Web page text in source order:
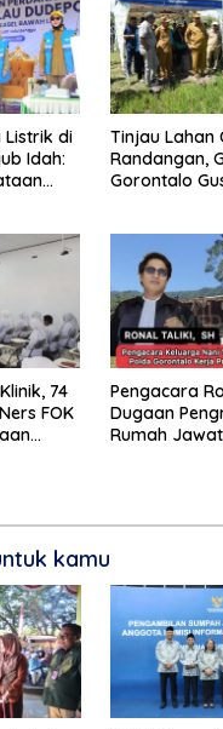
Listrik di
Idah:
Tinjau Lahan
Randangan,
Gorontalo
74
FOK
Pengacara
Dugaan
Rumah
Profesional
kamu